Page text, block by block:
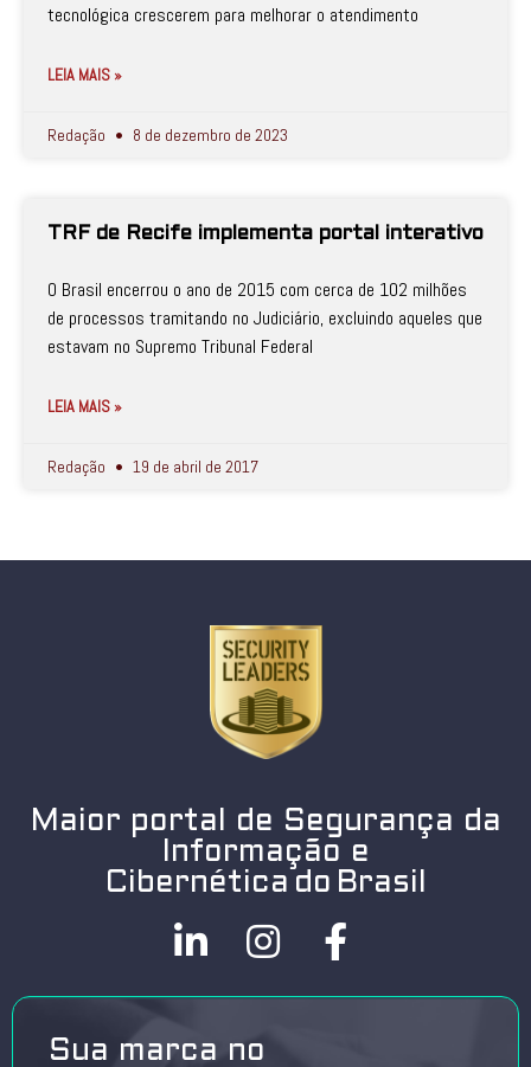
tecnológica crescerem para melhorar o atendimento
LEIA MAIS »
Redação 8 de dezembro de 2023
TRF de Recife implementa portal interativo
O Brasil encerrou o ano de 2015 com cerca de 102 milhões
de processos tramitando no Judiciário, excluindo aqueles que
estavam no Supremo Tribunal Federal
LEIA MAIS »
Redação 19 de abril de 2017
Maior portal de Segurança da
Informação e
Cibernética do Brasil
Sua marca no